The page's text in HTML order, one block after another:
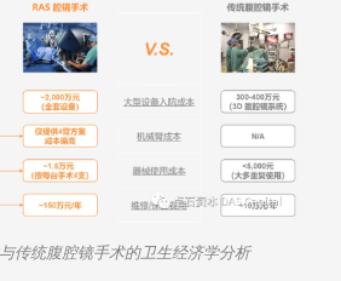
传统腹腔镜手术的卫生经济学分析